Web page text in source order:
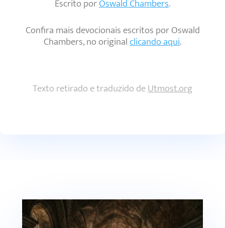
Escrito porOswald Chambers.
Confira mais devocionais escritos por Oswald
Chambers, no originalclicando aqui.
Texto retirado e traduzido deUtmost.org